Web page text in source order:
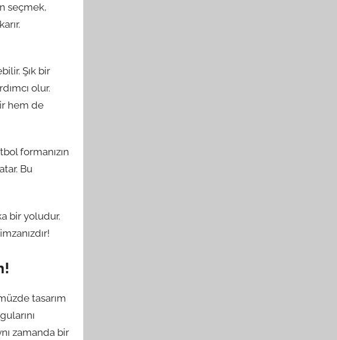
seçmek,
Şık bir
olur.
hem de
formanızın
Bu
bir yoludur.
tasarım
zamanda bir